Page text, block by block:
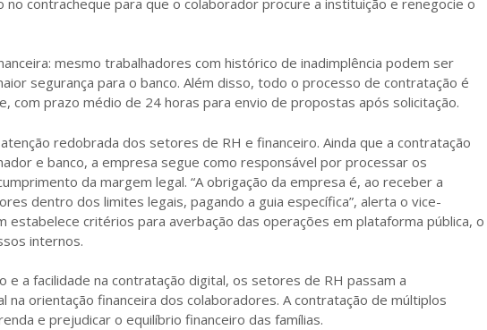
mesmo trabalhadores com histórico de inadimplência podem ser
segurança para o banco. Além disso, todo o processo de contratação é
com prazo médio de 24 horas para envio de propostas após solicitação.
redobrada dos setores de RH e financeiro. Ainda que a contratação
e banco, a empresa segue como responsável por processar os
da margem legal. “A obrigação da empresa é, ao receber a
dentro dos limites legais, pagando a guia específica”, alerta o vice-
estabelece critérios para averbação das operações em plataforma pública, o
internos.
a facilidade na contratação digital, os setores de RH passam a
na orientação financeira dos colaboradores. A contratação de múltiplos
e prejudicar o equilíbrio financeiro das famílias.